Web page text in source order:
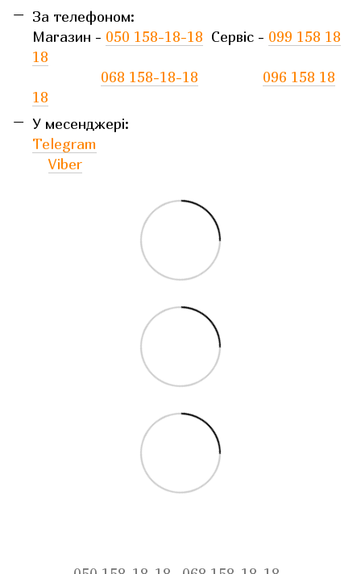
За телефоном:
Магазин - 050 158-18-18 Сервіс - 099 158 18
18
068 158-18-18
096 158 18
18
У месенджері:
Telegram
Viber